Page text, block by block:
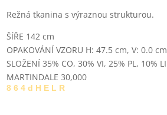
Režná tkanina s výraznou strukturou.
ŠÍŘE 142 cm
OPAKOVÁNÍ VZORU H: 47.5 cm, V: 0.0 cm
SLOŽENÍ35% CO, 30% VI, 25% PL, 10% LI
MARTINDALE 30,000
8 6 4 d H E L R